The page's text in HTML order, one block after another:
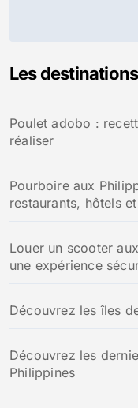
Les
Poulet adobo :
réaliser
Pourboire aux
restaurants, hôtels
Louer un scooter
une expérience
Découvrez les îles
Découvrez les
Philippines